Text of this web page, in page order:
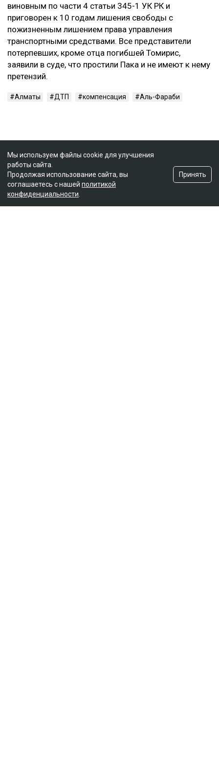
виновным по части 4 статьи 345-1 УК РК и
приговорен к 10 годам лишения свободы с
пожизненным лишением права управления
транспортными средствами. Все представители
потерпевших, кроме отца погибшей Томирис,
заявили в суде, что простили Пака и не имеют к нему
претензий.
Алматы ДТП компенсация Аль-Фараби
Мы используем файлы cookie для улучшения
работы сайта.
Продолжая использование сайта, вы
соглашаетесь с нашей политикой
конфиденциальности
Принять